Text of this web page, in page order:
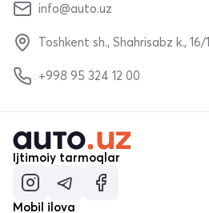
info@auto.uz
Toshkent sh., Shahrisabz k., 16/1
+998 95 324 12 00
Ijtimoiy tarmoqlar
Mobil ilova